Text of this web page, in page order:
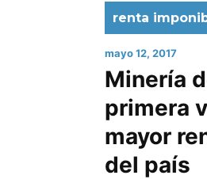
renta
mayo 12, 2017
Minería
primera
mayor
del país